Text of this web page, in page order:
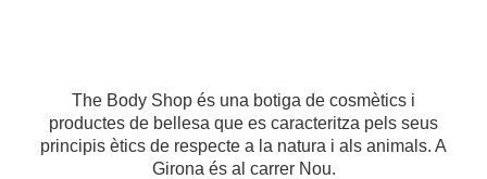
The Body Shop és una botiga de cosmètics i
productes de bellesa que es caracteritza pels seus
principis ètics de respecte a la natura i als animals. A
Girona és al carrer Nou.